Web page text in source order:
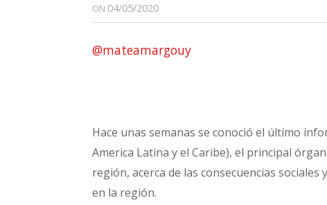
ON 04/05/2020
@mateamargouy
Hace unas semanas se conoció el último
America Latina y el Caribe), el principal
región, acerca de las consecuencias
en la región.